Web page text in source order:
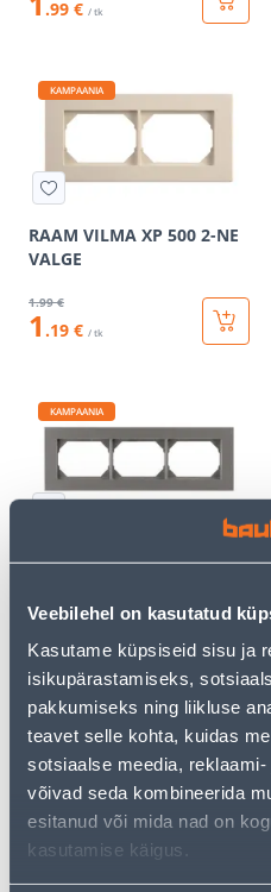
Veebilehel on kasutatud
Kasutame küpsiseid sisu ja
isikupärastamiseks,
pakkumiseks ning liikluse
teavet selle kohta, kuidas
sotsiaalse meedia,
võivad seda kombineerida
esitanud või mida nad on
kasutamise käigus.
.99 € / tk
KAMPAANIA
RAAM VILMA XP 500 2-NE
VALGE
1.99 €
1 .19 € / tk
KAMPAANIA
RAAM VILMA XP 500 3-NE
4 .79 €
2.87 € / tk
KAMPAANIA